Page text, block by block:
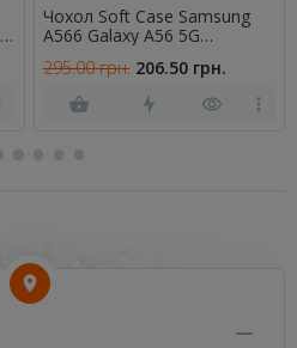
Чохол Soft Case Samsung
A566 Galaxy A56 5G
295.00 грн. 206.50 грн.